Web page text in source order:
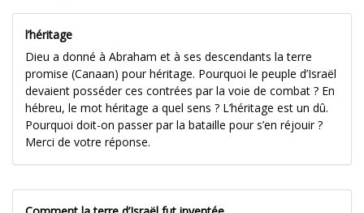
l’héritage
Dieu a donné à Abraham et à ses descendants la terre
promise (Canaan) pour héritage. Pourquoi le peuple d’Israël
devaient posséder ces contrées par la voie de combat ? En
hébreu, le mot héritage a quel sens ? L’héritage est un dû.
Pourquoi doit-on passer par la bataille pour s’en réjouir ?
Merci de votre réponse.